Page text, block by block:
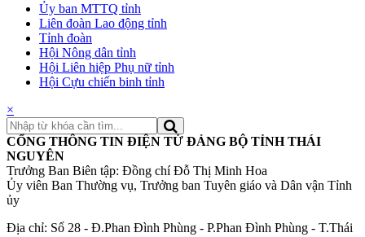
Ủy ban MTTQ tỉnh
Liên đoàn Lao động tỉnh
Tỉnh đoàn
Hội Nông dân tỉnh
Hội Liên hiệp Phụ nữ tỉnh
Hội Cựu chiến binh tỉnh
×
CỔNG THÔNG TIN ĐIỆN TỬ ĐẢNG BỘ TỈNH THÁI
NGUYÊN
Trưởng Ban Biên tập: Đồng chí Đỗ Thị Minh Hoa
Ủy viên Ban Thường vụ, Trưởng ban Tuyên giáo và Dân vận Tỉnh
ủy
Địa chỉ: Số 28 - Đ.Phan Đình Phùng - P.Phan Đình Phùng - T.Thái